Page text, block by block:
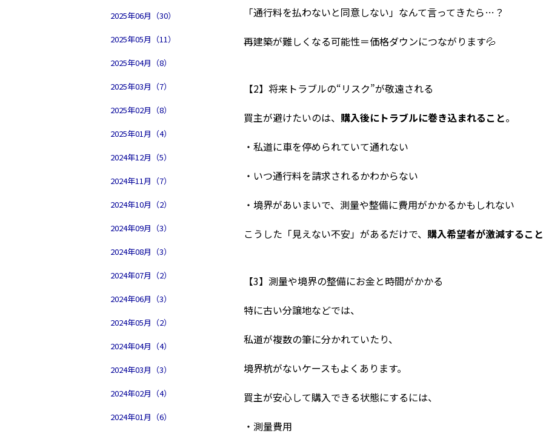
2025年06月（30）
2025年05月（11）
2025年04月（8）
2025年03月（7）
2025年02月（8）
2025年01月（4）
2024年12月（5）
2024年11月（7）
2024年10月（2）
2024年09月（3）
2024年08月（3）
2024年07月（2）
2024年06月（3）
2024年05月（2）
2024年04月（4）
2024年03月（3）
2024年02月（4）
2024年01月（6）
「通行料を払わないと同意しない」なんて言ってきたら…？
再建築が難しくなる可能性＝価格ダウンにつながります💦
【2】将来トラブルの“リスク”が敬遠される
買主が避けたいのは、 購入後にトラブルに巻き込まれること。
・私道に車を停められていて通れない
・いつ通行料を請求されるかわからない
・境界があいまいで、測量や整備に費用がかかるかもしれない
こうした「見えない不安」があるだけで、 購入希望者が激減するこ
【3】測量や境界の整備にお金と時間がかかる
特に古い分譲地などでは、
私道が複数の筆に分かれていたり、
境界杭がないケースもよくあります。
買主が安心して購入できる状態にするには、
・測量費用